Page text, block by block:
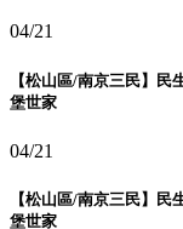
04/21
【松山區/南京三民】
堡世家
04/21
【松山區/南京三民】
堡世家